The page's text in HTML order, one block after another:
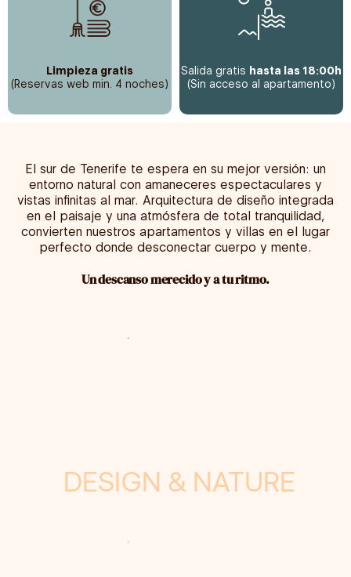
Limpieza gratis
(Reservas web min. 4 noches)
Salida gratis hasta las 18:00h
(Sin acceso al apartamento)
El sur de Tenerife te espera en su mejor versión: un
entorno natural con amaneceres espectaculares y
vistas infinitas al mar. Arquitectura de diseño integrada
en el paisaje y una atmósfera de total tranquilidad,
convierten nuestros apartamentos y villas en el lugar
perfecto donde desconectar cuerpo y mente.
Un descanso merecido y a tu ritmo.
DESIGN & NATURE